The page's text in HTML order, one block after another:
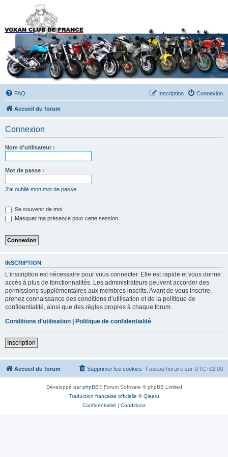
Forums du Voxan Club
de France
FAQ Connexion
Inscription
Accueil du forum
Connexion
Nom d’utilisateur :
Mot de passe :
J’ai oublié mon mot de passe
Se souvenir de moi
Masquer ma présence pour cette session
INSCRIPTION
L’inscription est nécessaire pour vous connecter. Elle est rapide et vous donne
accès à plus de fonctionnalités. Les administrateurs peuvent accorder des
permissions supplémentaires aux membres inscrits. Avant de vous inscrire,
prenez connaissance des conditions d’utilisation et de la politique de
confidentialité, ainsi que des règles propres à chaque forum.
Conditions d’utilisation
Politique de confidentialité
Inscription
Accueil du forum Fuseau horaire sur UTC+02:00
Supprimer les cookies
Développé parphpBB® Forum Software © phpBB Limited
Traduction française officielle ©Qiaeru
Confidentialité | Conditions